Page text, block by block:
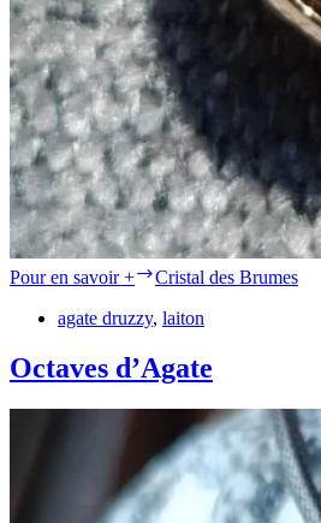
Pour en savoir +
Cristal des Brumes
agate druzzy, laiton
Octaves d’Agate